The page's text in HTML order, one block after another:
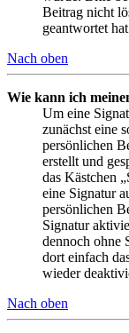
Beitrag nicht
geantwortet
Nach oben
Wie kann ich
Um eine
zunächst eine
persönlichen
erstellt und
das Kästchen
eine Signatur
persönlichen
Signatur
dennoch ohne
dort einfach
wieder
Nach oben